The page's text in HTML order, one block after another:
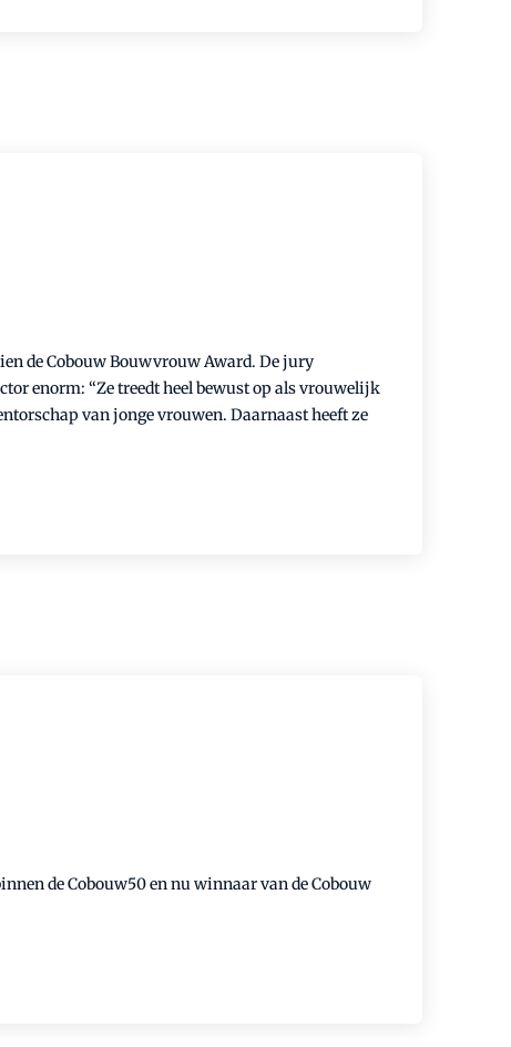
de Cobouw Bouwvrouw Award. De jury
enorm: “Ze treedt heel bewust op als vrouwelijk
van jonge vrouwen. Daarnaast heeft ze
de Cobouw50 en nu winnaar van de Cobouw